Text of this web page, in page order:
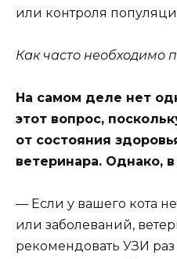
или контроля
Как часто необходимо
На самом деле нет
этот вопрос,
от состояния
ветеринара. Однако,
— Если у вашего кота
или заболеваний,
рекомендовать УЗИ